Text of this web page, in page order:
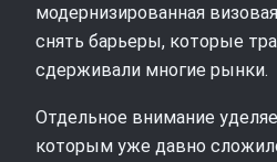
модернизированная
снять барьеры, которые
сдерживали многие рынки.
Отдельное внимание
которым уже давно